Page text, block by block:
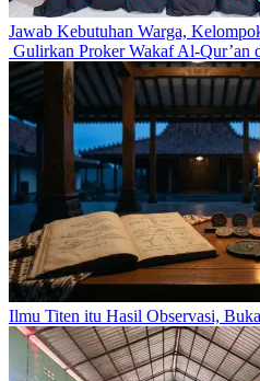
Jawab Kebutuhan Warga,
Gulirkan Proker Wakaf Al-Qur’an
Ilmu Titen itu Hasil Observasi,